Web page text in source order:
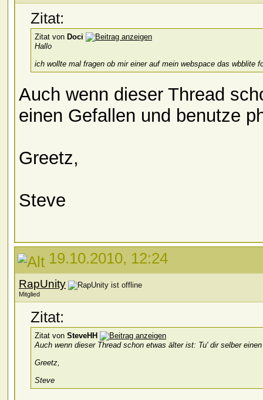
Zitat:
Zitat von Doci
Hallo
ich wollte mal fragen ob mir einer auf mein webspace das wbblite
Auch wenn dieser Thread
einen Gefallen und benutze
Greetz,
Steve
19.10.2010, 12:24
RapUnity
Mitglied
Zitat:
Zitat von SteveHH
Auch wenn dieser Thread schon etwas älter ist: Tu' dir selber
Greetz,
Steve